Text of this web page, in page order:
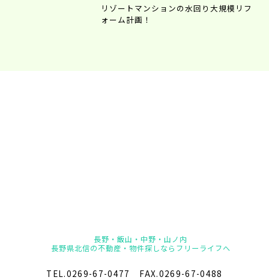
リゾートマンションの水回り大規模リフ
ォーム計画！
長野・飯山・中野・山ノ内
長野県北信の不動産・物件探しならフリーライフへ
TEL.0269-67-0477 FAX.0269-67-0488